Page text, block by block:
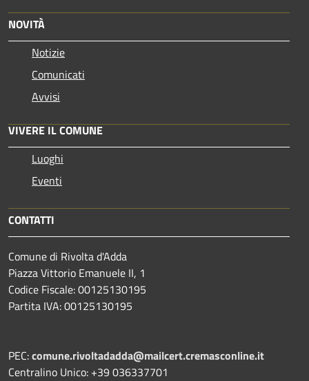
NOVITÀ
Notizie
Comunicati
Avvisi
VIVERE IL COMUNE
Luoghi
Eventi
CONTATTI
Comune di Rivolta d'Adda
Piazza Vittorio Emanuele II, 1
Codice Fiscale: 00125130195
Partita IVA: 00125130195
PEC:comune.rivoltadadda@mailcert.cremasconline.it
Centralino Unico: +39 036337701